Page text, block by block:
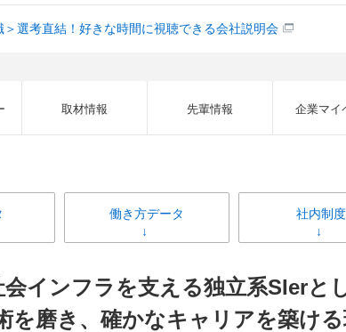
＞選考直結！好きな時間に視聴できる会社説明会
取材情報 先輩情報 企業マイ
働き方データ 社内制度
インフラを支える独立系SIerと
を磨き、確かなキャリアを築け